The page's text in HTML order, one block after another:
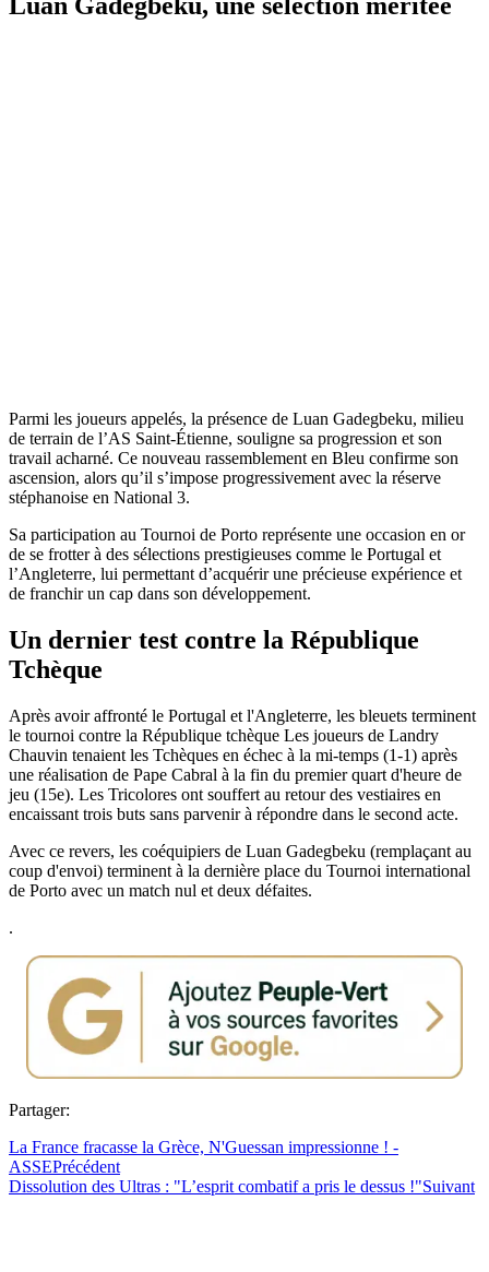
Parmi les joueurs appelés, la présence de Luan Gadegbeku, milieu
de terrain de l’AS Saint-Étienne, souligne sa progression et son
travail acharné. Ce nouveau rassemblement en Bleu confirme son
ascension, alors qu’il s’impose progressivement avec la réserve
stéphanoise en National 3.
Sa participation au Tournoi de Porto représente une occasion en or
de se frotter à des sélections prestigieuses comme le Portugal et
l’Angleterre, lui permettant d’acquérir une précieuse expérience et
de franchir un cap dans son développement.
Un dernier test contre la République
Tchèque
Après avoir affronté le Portugal et l'Angleterre, les bleuets terminent
le tournoi contre la République tchèque Les joueurs de Landry
Chauvin tenaient les Tchèques en échec à la mi-temps (1-1) après
une réalisation de Pape Cabral à la fin du premier quart d'heure de
jeu (15e). Les Tricolores ont souffert au retour des vestiaires en
encaissant trois buts sans parvenir à répondre dans le second acte.
Avec ce revers, les coéquipiers de Luan Gadegbeku (remplaçant au
coup d'envoi) terminent à la dernière place du Tournoi international
de Porto avec un match nul et deux défaites.
.
Partager:
La France fracasse la Grèce, N'Guessan impressionne ! -
ASSEPrécédent
Dissolution des Ultras : "L’esprit combatif a pris le dessus !"Suivant